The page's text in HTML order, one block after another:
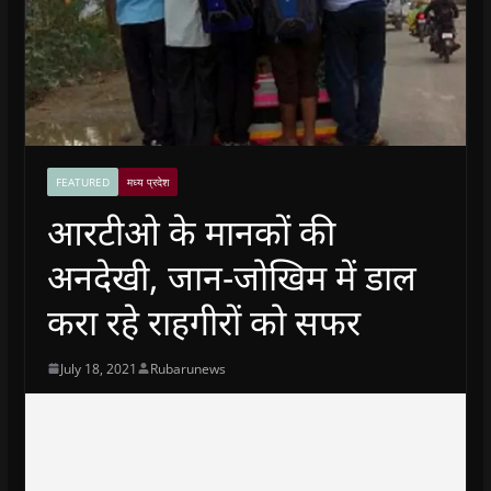
FEATURED मध्य प्रदेश
आरटीओ के मानकों की
अनदेखी, जान-जोखिम में डाल
करा रहे राहगीरों को सफर
July 18, 2021 Rubarunews